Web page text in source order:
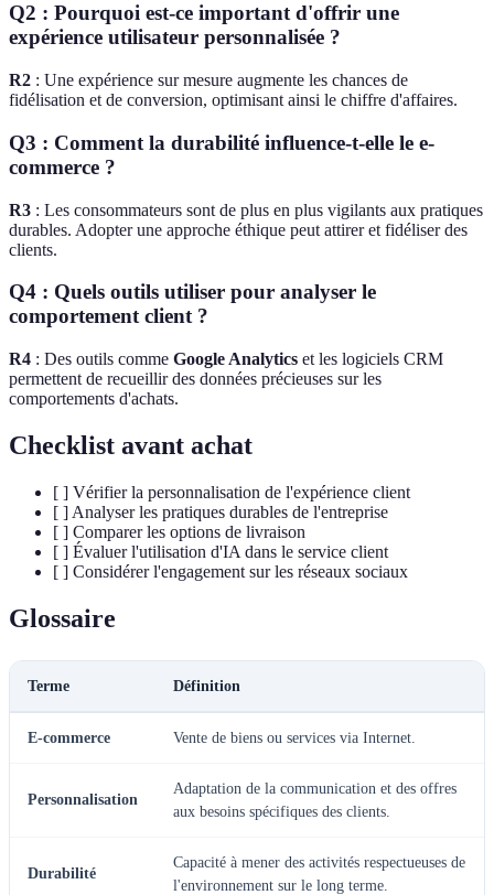
Q2 : Pourquoi est-ce important d'offrir une
expérience utilisateur personnalisée ?
R2 : Une expérience sur mesure augmente les chances de
fidélisation et de conversion, optimisant ainsi le chiffre d'affaires.
Q3 : Comment la durabilité influence-t-elle le e-
commerce ?
R3 : Les consommateurs sont de plus en plus vigilants aux pratiques
durables. Adopter une approche éthique peut attirer et fidéliser des
clients.
Q4 : Quels outils utiliser pour analyser le
comportement client ?
R4 : Des outils comme Google Analytics et les logiciels CRM
permettent de recueillir des données précieuses sur les
comportements d'achats.
Checklist avant achat
[ ] Vérifier la personnalisation de l'expérience client
[ ] Analyser les pratiques durables de l'entreprise
[ ] Comparer les options de livraison
[ ] Évaluer l'utilisation d'IA dans le service client
[ ] Considérer l'engagement sur les réseaux sociaux
Glossaire
Terme Définition
E-commerce Vente de biens ou services via Internet.
Personnalisation
Adaptation de la communication et des offres
aux besoins spécifiques des clients.
Durabilité
Capacité à mener des activités respectueuses de
l'environnement sur le long terme.